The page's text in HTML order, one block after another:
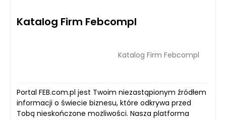
Katalog Firm Febcompl
Katalog Firm Febcompl
Portal FEB.com.pl jest Twoim niezastąpionym źródłem
informacji o świecie biznesu, które odkrywa przed
Tobą nieskończone możliwości. Nasza platforma